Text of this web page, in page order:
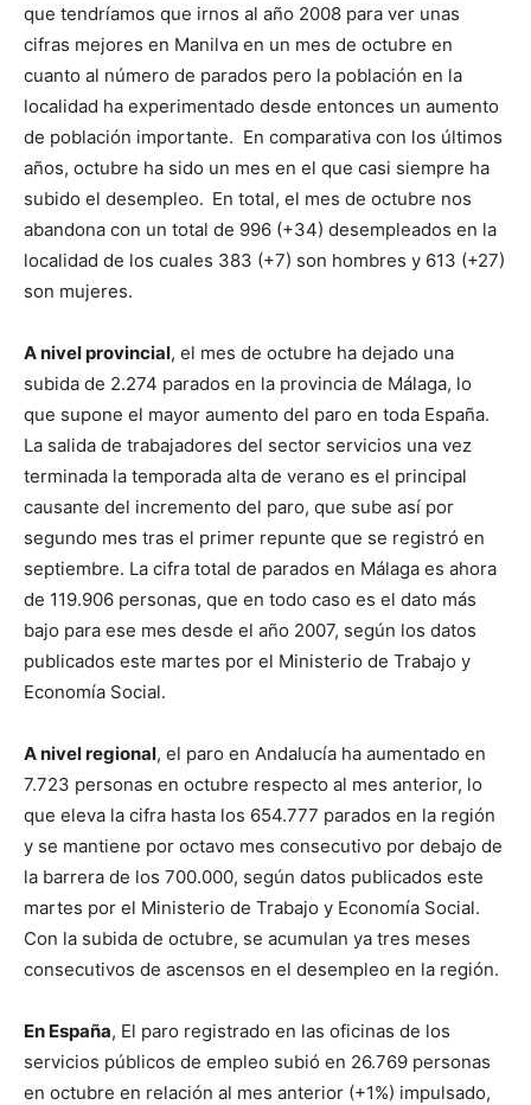
que tendríamos que irnos al año 2008 para ver unas
cifras mejores en Manilva en un mes de octubre en
cuanto al número de parados pero la población en la
localidad ha experimentado desde entonces un aumento
de población importante. En comparativa con los últimos
años, octubre ha sido un mes en el que casi siempre ha
subido el desempleo. En total, el mes de octubre nos
abandona con un total de 996 (+34) desempleados en la
localidad de los cuales 383 (+7) son hombres y 613 (+27)
son mujeres.
A nivel provincial, el mes de octubre ha dejado una
subida de 2.274 parados en la provincia de Málaga, lo
que supone el mayor aumento del paro en toda España.
La salida de trabajadores del sector servicios una vez
terminada la temporada alta de verano es el principal
causante del incremento del paro, que sube así por
segundo mes tras el primer repunte que se registró en
septiembre. La cifra total de parados en Málaga es ahora
de 119.906 personas, que en todo caso es el dato más
bajo para ese mes desde el año 2007, según los datos
publicados este martes por el Ministerio de Trabajo y
Economía Social.
A nivel regional, el paro en Andalucía ha aumentado en
7.723 personas en octubre respecto al mes anterior, lo
que eleva la cifra hasta los 654.777 parados en la región
y se mantiene por octavo mes consecutivo por debajo de
la barrera de los 700.000, según datos publicados este
martes por el Ministerio de Trabajo y Economía Social.
Con la subida de octubre, se acumulan ya tres meses
consecutivos de ascensos en el desempleo en la región.
En España, El paro registrado en las oficinas de los
servicios públicos de empleo subió en 26.769 personas
en octubre en relación al mes anterior (+1%) impulsado,